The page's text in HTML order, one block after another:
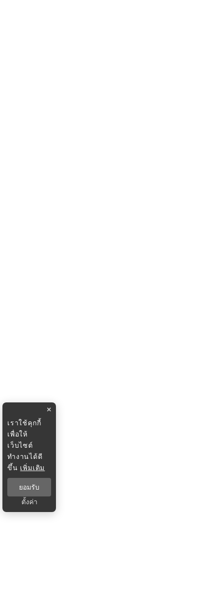
×
เราใช้คุกกี้
เพื่อให้
เว็บไซต์
ทำงานได้ดี
ขึ้น เพิ่มเติม
ยอมรับ
ตั้งค่า